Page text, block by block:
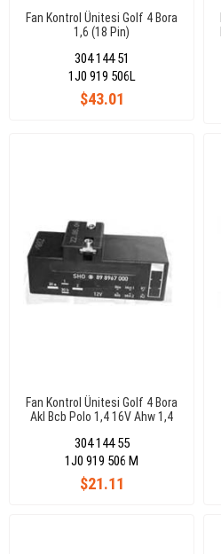
Fan Kontrol Ünitesi Golf 4 Bora
1,6 (18 Pin)
304 144 51
$43.01
1J0 919 506L
Fan Kontrol Ünitesi Golf 4 Bora
Akl Bcb Polo 1,4 16V Ahw 1,4
304 144 55
$21.11
1J0 919 506 M